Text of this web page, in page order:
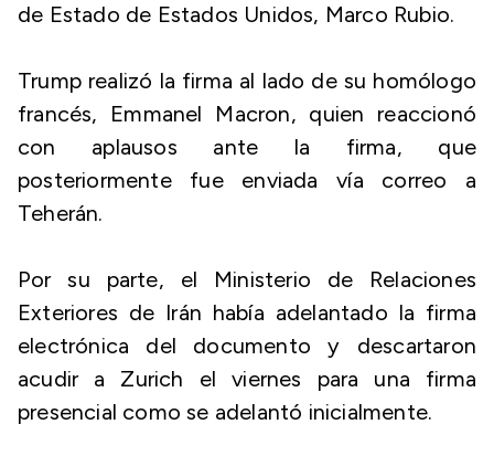
de Estado de Estados Unidos, Marco Rubio.
Trump realizó la firma al lado de su homólogo
francés, Emmanel Macron, quien reaccionó
con aplausos ante la firma, que
posteriormente fue enviada vía correo a
Teherán.
Por su parte, el Ministerio de Relaciones
Exteriores de Irán había adelantado la firma
electrónica del documento y descartaron
acudir a Zurich el viernes para una firma
presencial como se adelantó inicialmente.